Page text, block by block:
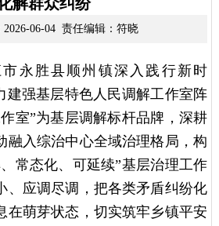
2026-06-04 责任编辑：符晓
永胜县顺州镇深入践行新时
建强基层特色人民调解工作室阵
室”为基层调解标杆品牌，深耕
融入综治中心全域治理格局，构
常态化、可延续”基层治理工作
、应调尽调，把各类矛盾纠纷化
在萌芽状态，切实筑牢乡镇平安